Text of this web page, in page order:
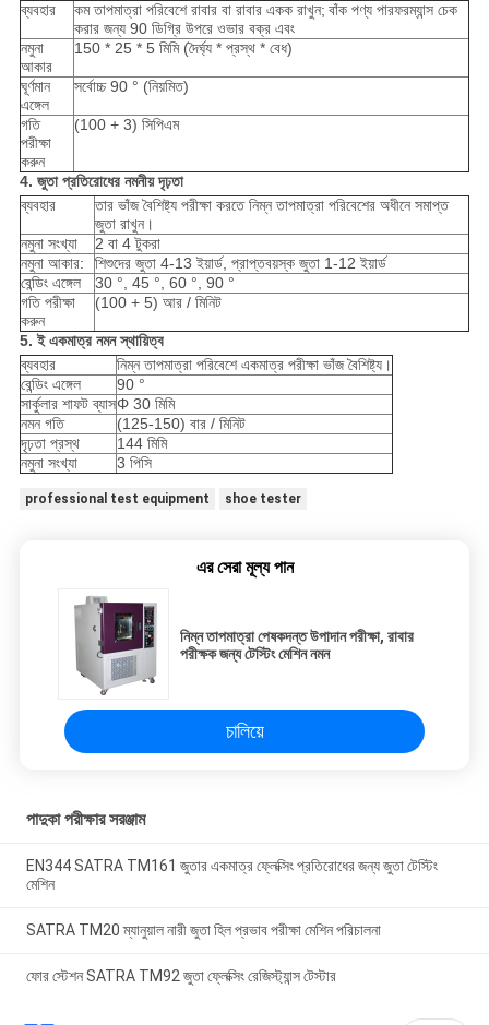
ব্যবহার
কম তাপমাত্রা পরিবেশে রাবার বা রাবার একক রাখুন; বাঁক পণ্য পারফরম্যান্স চেক
করার জন্য 90 ডিগ্রি উপরে ওভার বক্র এবং
নমুনা
আকার
150 * 25 * 5 মিমি (দৈর্ঘ্য * প্রস্থ * বেধ)
ঘূর্ণমান
এঙ্গেল
সর্বোচ্চ 90 ° (নিয়মিত)
গতি
পরীক্ষা
করুন
(100 + 3) সিপিএম
4. জুতা প্রতিরোধের নমনীয় দৃঢ়তা
ব্যবহার
তার ভাঁজ বৈশিষ্ট্য পরীক্ষা করতে নিম্ন তাপমাত্রা পরিবেশের অধীনে সমাপ্ত
জুতা রাখুন।
নমুনা সংখ্যা
2 বা 4 টুকরা
নমুনা আকার:
শিশুদের জুতা 4-13 ইয়ার্ড, প্রাপ্তবয়স্ক জুতা 1-12 ইয়ার্ড
বেন্ডিং এঙ্গেল
30 °, 45 °, 60 °, 90 °
গতি পরীক্ষা
করুন
(100 + 5) আর / মিনিট
5. ই একমাত্র নমন স্থায়িত্ব
ব্যবহার
নিম্ন তাপমাত্রা পরিবেশে একমাত্র পরীক্ষা ভাঁজ বৈশিষ্ট্য।
বেন্ডিং এঙ্গেল
90 °
সার্কুলার শাফট ব্যাসΦ 30 মিমি
নমন গতি
(125-150) বার / মিনিট
দৃঢ়তা প্রস্থ
144 মিমি
নমুনা সংখ্যা
3 পিসি
professional test equipment shoe tester
এর সেরা মূল্য পান
নিম্ন তাপমাত্রা পেষকদন্ত উপাদান পরীক্ষা, রাবার
পরীক্ষক জন্য টেস্টিং মেশিন নমন
চালিয়ে
পাদুকা পরীক্ষার সরঞ্জাম
EN344 SATRA TM161 জুতার একমাত্র ফ্লেক্সিং প্রতিরোধের জন্য জুতা টেস্টিং
মেশিন
SATRA TM20 ম্যানুয়াল নারী জুতা হিল প্রভাব পরীক্ষা মেশিন পরিচালনা
ফোর স্টেশন SATRA TM92 জুতা ফ্লেক্সিং রেজিস্ট্যান্স টেস্টার